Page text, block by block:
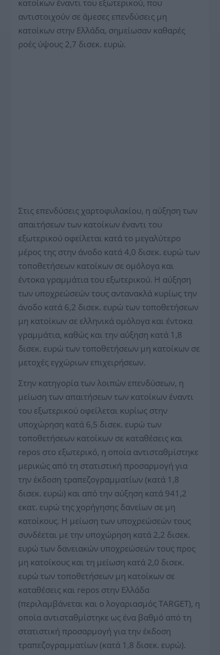
κατοίκων έναντι του εξωτερικού, που
αντιστοιχούν σε άμεσες επενδύσεις μη
κατοίκων στην Ελλάδα, σημείωσαν καθαρές
ροές ύψους 2,7 δισεκ. ευρώ.
Στις επενδύσεις χαρτοφυλακίου, η αύξηση των
απαιτήσεων των κατοίκων έναντι του
εξωτερικού οφείλεται κατά το μεγαλύτερο
μέρος της στην άνοδο κατά 4,0 δισεκ. ευρώ των
τοποθετήσεων κατοίκων σε ομόλογα και
έντοκα γραμμάτια του εξωτερικού. Η αύξηση
των υποχρεώσεών τους αντανακλά κυρίως την
άνοδο κατά 6,2 δισεκ. ευρώ των τοποθετήσεων
μη κατοίκων σε ελληνικά ομόλογα και έντοκα
γραμμάτια, καθώς και την αύξηση κατά 1,8
δισεκ. ευρώ των τοποθετήσεων μη κατοίκων σε
μετοχές εγχώριων επιχειρήσεων.
Στην κατηγορία των λοιπών επενδύσεων, η
μείωση των απαιτήσεων των κατοίκων έναντι
του εξωτερικού οφείλεται κυρίως στην
υποχώρηση κατά 6,5 δισεκ. ευρώ των
τοποθετήσεων κατοίκων σε καταθέσεις και
repos στο εξωτερικό, η οποία αντισταθμίστηκε
μερικώς από τη στατιστική προσαρμογή για
την έκδοση τραπεζογραμματίων (κατά 1,8
δισεκ. ευρώ) και από την αύξηση κατά 941,2
εκατ. ευρώ της χορήγησης δανείων σε μη
κατοίκους. Η μείωση των υποχρεώσεών τους
συνδέεται με την υποχώρηση κατά 2,2 δισεκ.
ευρώ των δανειακών υποχρεώσεών τους προς
μη κατοίκους και τη μείωση κατά 2,0 δισεκ.
ευρώ των τοποθετήσεων μη κατοίκων σε
καταθέσεις και repos στην Ελλάδα
(περιλαμβάνεται και ο λογαριασμός TARGET), η
οποία αντισταθμίστηκε ως ένα βαθμό από τη
στατιστική προσαρμογή για την έκδοση
τραπεζογραμματίων (κατά 1,8 δισεκ. ευρώ).